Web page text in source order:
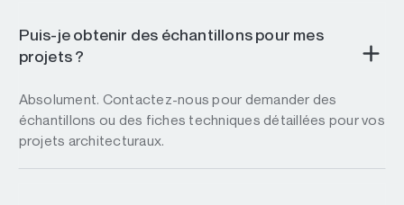
Puis-je obtenir des échantillons pour mes
projets ?
Absolument. Contactez-nous pour demander des
échantillons ou des fiches techniques détaillées pour vos
projets architecturaux.